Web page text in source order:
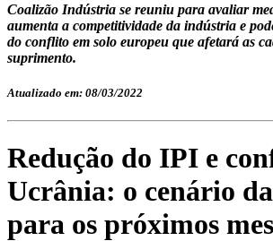
Coalizão Indústria se reuniu para avaliar
aumenta a competitividade da indústria e
do conflito em solo europeu que afetará as
suprimento.
Atualizado em: 08/03/2022
Redução do IPI e
Ucrânia: o cenário
para os próximos